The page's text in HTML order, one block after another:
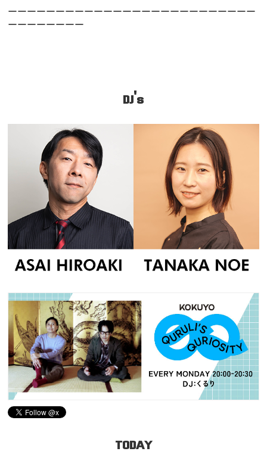
ーーーーーーーーーーーーーーーーーーーーーーーーーー
ーーーーーーーー
DJ's
TODAY